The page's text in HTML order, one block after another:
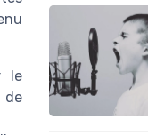
le
de